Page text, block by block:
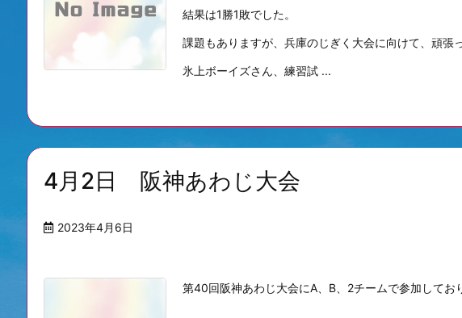
結果は1勝1敗でした。
課題もありますが、兵庫のじぎく大会に向けて、頑張
氷上ボーイズさん、練習試 ...
4月2日 阪神あわじ大会
2023年4月6日
第40回阪神あわじ大会にA、B、2チームで参加してお